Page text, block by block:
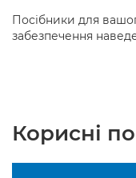
Посібники для
забезпечення
Корисні